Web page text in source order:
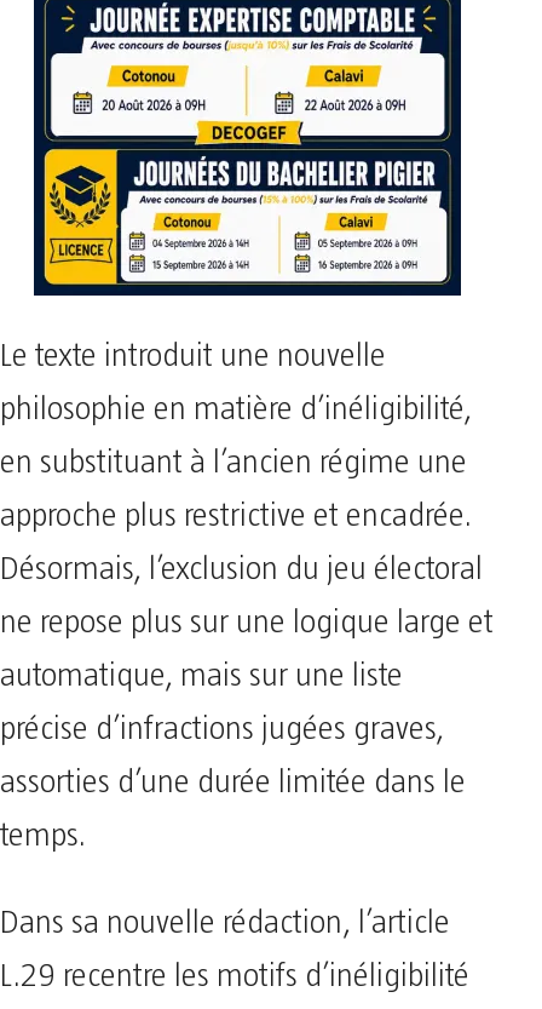
Le texte introduit une nouvelle
philosophie en matière d’inéligibilité,
en substituant à l’ancien régime une
approche plus restrictive et encadrée.
Désormais, l’exclusion du jeu électoral
ne repose plus sur une logique large et
automatique, mais sur une liste
précise d’infractions jugées graves,
assorties d’une durée limitée dans le
temps.
Dans sa nouvelle rédaction, l’article
L.29 recentre les motifs d’inéligibilité